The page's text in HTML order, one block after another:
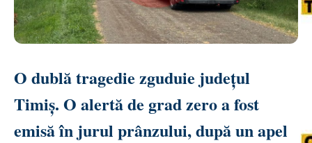
O dublă tragedie zguduie județul
Timiș. O alertă de grad zero a fost
emisă în jurul prânzului, după un apel